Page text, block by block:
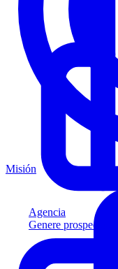
Agencia
Genere prospectos
Misión